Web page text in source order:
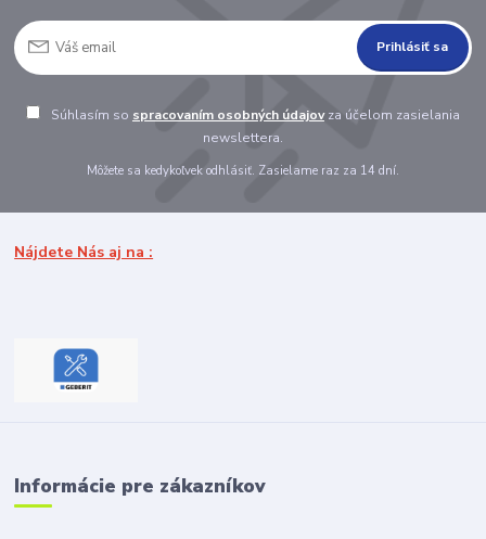
Prihlásiť sa
Súhlasím so spracovaním osobných údajovza účelom zasielania
newslettera.
Môžete sa kedykoľvek odhlásiť. Zasielame raz za 14 dní.
Nájdete Nás aj na :
Informácie pre zákazníkov